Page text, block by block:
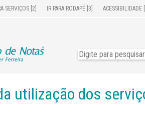
SERVIÇOS [2] IR PARA RODAPÉ [3] ACESSIBILIDADE
utilização dos